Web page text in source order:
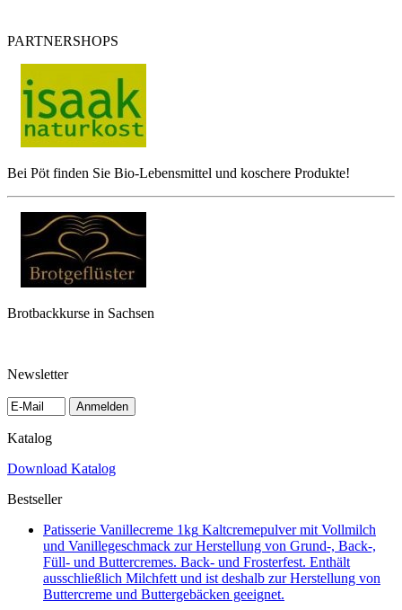
PARTNERSHOPS
Bei Pöt finden Sie Bio-Lebensmittel und koschere Produkte!
Brotbackkurse in Sachsen
Newsletter
Anmelden
Katalog
Download Katalog
Bestseller
Patisserie Vanillecreme 1kg Kaltcremepulver mit Vollmilch
und Vanillegeschmack zur Herstellung von Grund-, Back-,
Füll- und Buttercremes. Back- und Frosterfest. Enthält
ausschließlich Milchfett und ist deshalb zur Herstellung von
Buttercreme und Buttergebäcken geeignet.